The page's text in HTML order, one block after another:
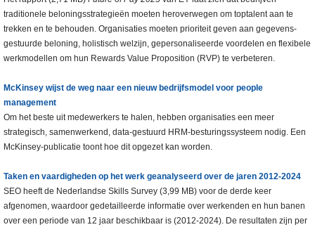
traditionele beloningsstrategieën moeten heroverwegen om toptalent aan te
trekken en te behouden. Organisaties moeten prioriteit geven aan gegevens-
gestuurde beloning, holistisch welzijn, gepersonaliseerde voordelen en flexibele
werkmodellen om hun Rewards Value Proposition (RVP) te verbeteren.
McKinsey wijst de weg naar een nieuw bedrijfsmodel voor people
management
Om het beste uit medewerkers te halen, hebben organisaties een meer
strategisch, samenwerkend, data-gestuurd HRM-besturingssysteem nodig. Een
McKinsey-publicatie toont hoe dit opgezet kan worden.
Taken en vaardigheden op het werk geanalyseerd over de jaren 2012-2024
SEO heeft de Nederlandse Skills Survey (3,99 MB) voor de derde keer
afgenomen, waardoor gedetailleerde informatie over werkenden en hun banen
over een periode van 12 jaar beschikbaar is (2012-2024). De resultaten zijn per